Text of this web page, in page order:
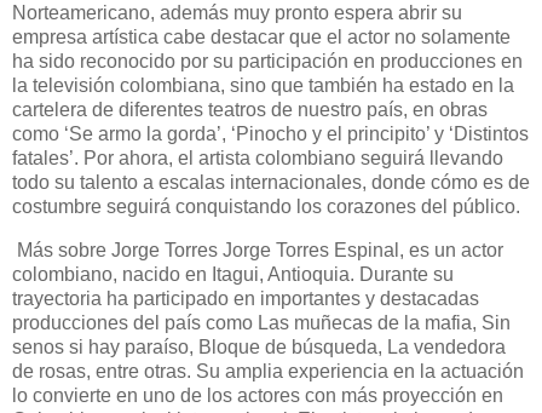
Norteamericano, además muy pronto espera abrir su
empresa artística cabe destacar que el actor no solamente
ha sido reconocido por su participación en producciones en
la televisión colombiana, sino que también ha estado en la
cartelera de diferentes teatros de nuestro país, en obras
como ‘Se armo la gorda’, ‘Pinocho y el principito’ y ‘Distintos
fatales’. Por ahora, el artista colombiano seguirá llevando
todo su talento a escalas internacionales, donde cómo es de
costumbre seguirá conquistando los corazones del público.
Más sobre Jorge Torres Jorge Torres Espinal, es un actor
colombiano, nacido en Itagui, Antioquia. Durante su
trayectoria ha participado en importantes y destacadas
producciones del país como Las muñecas de la mafia, Sin
senos si hay paraíso, Bloque de búsqueda, La vendedora
de rosas, entre otras. Su amplia experiencia en la actuación
lo convierte en uno de los actores con más proyección en